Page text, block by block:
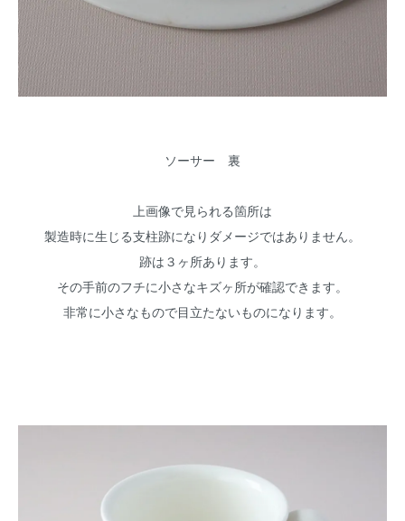
ソーサー 裏
上画像で見られる箇所は
製造時に生じる支柱跡になりダメージではありません。
跡は３ヶ所あります。
その手前のフチに小さなキズヶ所が確認できます。
非常に小さなもので目立たないものになります。